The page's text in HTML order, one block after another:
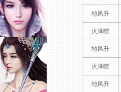
地风升
火泽睽
地风升
火泽睽
地风升